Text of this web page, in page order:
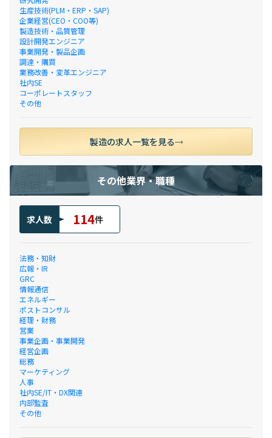
生産技術(PLM・ERP・SAP)
企業経営(CEO・COO等)
製造技術・品質管理
設計開発エンジニア
事業開発・製品企画
調達・購買
業務改善・変革エンジニア
社内SE
コーポレートスタッフ
その他
製造の求人一覧を見る
その他業界・職種
求人数 114件
法務・知財
広報・IR
GRC
情報通信
エネルギー
ポストコンサル
経理・財務
営業
事業企画・事業開発
経営企画
総務
マーケティング
人事
社内SE/IT・DX関連
内部監査
その他